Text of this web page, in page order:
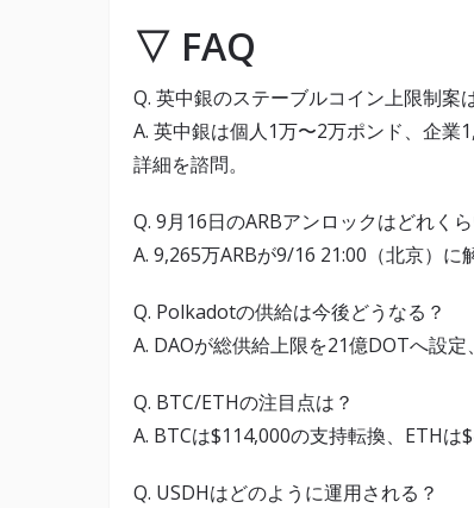
▽ FAQ
Q. 英中銀のステーブルコイン上限制案
A. 英中銀は個人1万〜2万ポンド、企
詳細を諮問。
Q. 9月16日のARBアンロックはどれくら
A. 9,265万ARBが9/16 21:00（北京）に
Q. Polkadotの供給は今後どうなる？
A. DAOが総供給上限を21億DOTへ設
Q. BTC/ETHの注目点は？
A. BTCは$114,000の支持転換、ETHは
Q. USDHはどのように運用される？